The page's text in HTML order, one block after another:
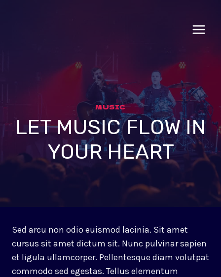
MUSIC
LET MUSIC FLOW IN
YOUR HEART
Sed arcu non odio euismod lacinia. Sit amet
cursus sit amet dictum sit. Nunc pulvinar sapien
et ligula ullamcorper. Pellentesque diam volutpat
commodo sed egestas. Tellus elementum